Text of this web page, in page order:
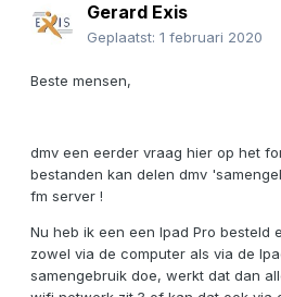
Gerard Exis
Geplaatst: 1 februari 2020
Beste mensen,
dmv een eerder vraag hier op het
bestanden kan delen dmv
fm server !
Nu heb ik een een Ipad Pro besteld
zowel via de computer als via de
samengebruik doe, werkt dat dan